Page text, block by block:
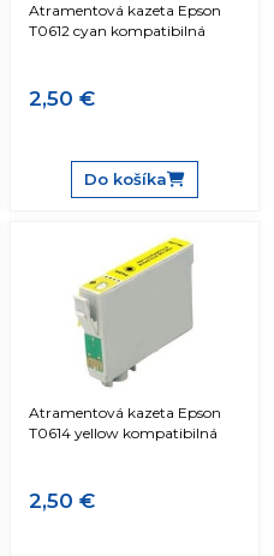
Atramentová kazeta Epson
T0612 cyan kompatibilná
2,50 €
Do košíka
Atramentová kazeta Epson
T0614 yellow kompatibilná
2,50 €